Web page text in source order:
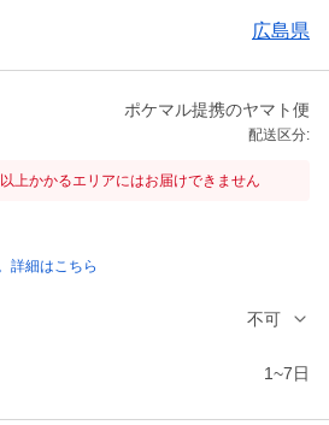
広島県
ポケマル提携のヤマト便
配送区分:
上かかるエリアにはお届けできません
詳細はこちら
不可
1~7日